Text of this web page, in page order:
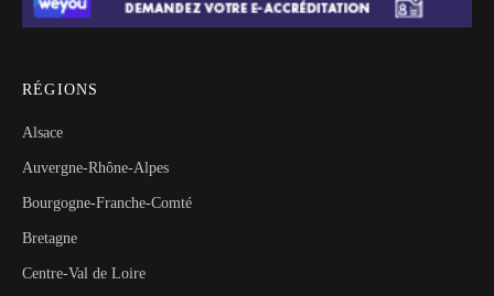
RÉGIONS
Alsace
Auvergne-Rhône-Alpes
Bourgogne-Franche-Comté
Bretagne
Centre-Val de Loire